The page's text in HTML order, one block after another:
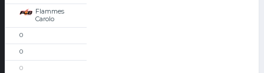
Flammes
Carolo
0
0
0